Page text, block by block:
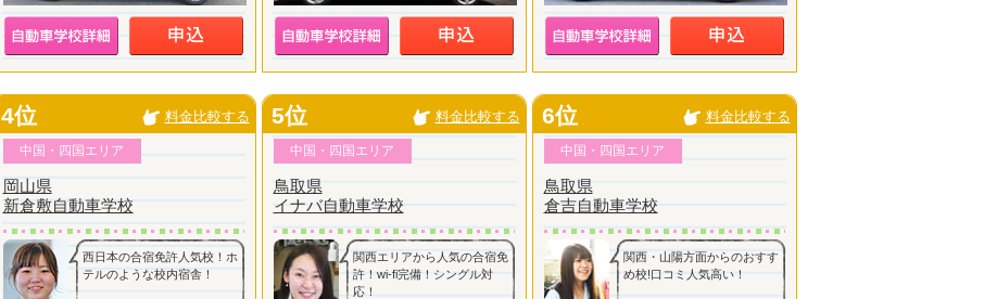
4位 料金比較する
中国・四国エリア
岡山県
新倉敷自動車学校
西日本の合宿免許人気校！ホ
テルのような校内宿舎！
5位 料金比較する
中国・四国エリア
鳥取県
イナバ自動車学校
関西エリアから人気の合宿免
許！wi-fi完備！シングル対
応！
6位 料金比較する
中国・四国エリア
鳥取県
倉吉自動車学校
関西・山陽方面からのおすす
め校!口コミ人気高い！